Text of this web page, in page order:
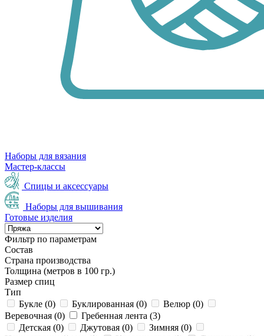
Наборы для вязания
Мастер-классы
Спицы и аксессуары
Наборы для вышивания
Готовые изделия
Фильтр по параметрам
Состав
Страна производства
Толщина (метров в 100 гр.)
Размер спиц
Тип
Букле (0) Буклированная (0) Велюр (0)
Веревочная (0) Гребенная лента (3)
Детская (0) Джутовая (0) Зимняя (0)